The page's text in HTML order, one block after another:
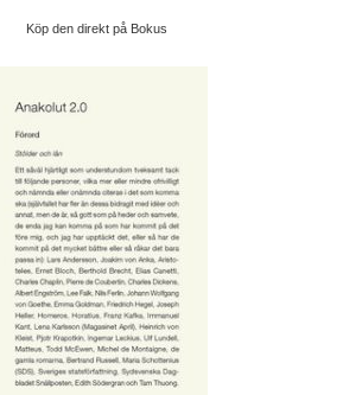
Köp den direkt på Bokus